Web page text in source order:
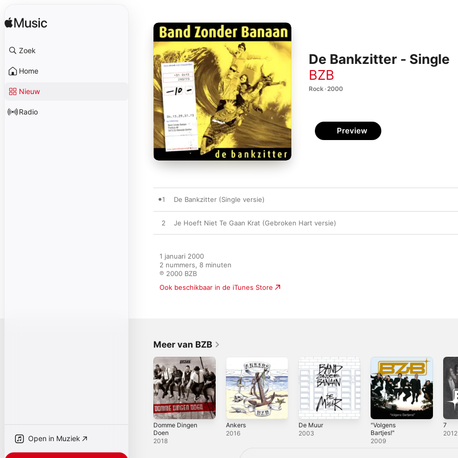
Zoek
Home
Nieuw
Radio
Open in Muziek
De Bankzitter - Single
BZB
Rock · 2000
Preview
1 De Bankzitter (Single versie)
2 Je Hoeft Niet Te Gaan Krat (Gebroken Hart versie)
1 januari 2000
2 nummers, 8 minuten
℗ 2000 BZB
Ook beschikbaar in de iTunes Store
Meer van BZB
Domme Dingen
Doen
2018
Ankers
2016
De Muur
2003
"Volgens
Bartjes!"
2009
7
2012